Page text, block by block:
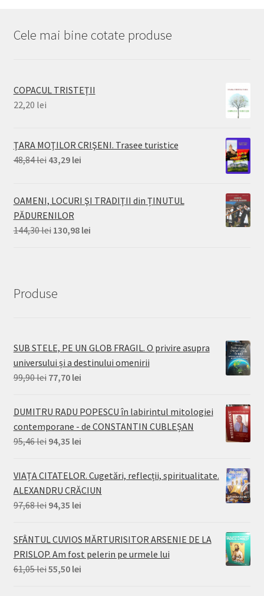
Cele mai bine cotate produse
COPACUL TRISTEŢII
22,20 lei
ŢARA MOŢILOR CRIŞENI. Trasee turistice
48,84lei Prețul
fost:
48,84 lei.
43,29 leiPrețul
43,29 lei.
OAMENI, LOCURI ŞI TRADIŢII din ȚINUTUL
PĂDURENILOR
144,30lei Prețul
130,98 leiPrețul
Produse
SUB STELE, PE UN GLOB FRAGIL. O privire asupra
universului și a destinului omenirii
99,90lei Prețul
a
99,90 lei.
77,70 leiPrețul
este:
77,70 lei.
DUMITRU RADU POPESCU în labirintul mitologiei
contemporane - de CONSTANTIN CUBLEȘAN
95,46lei Prețul
a
fost:
95,46 lei.
94,35 leiPrețul
este:
94,35 lei.
VIAȚA CITATELOR. Cugetări, reflecții, spiritualitate.
ALEXANDRU CRĂCIUN
97,68lei Prețul
a
fost:
97,68 lei.
94,35 leiPrețul
este:
94,35 lei.
SFÂNTUL CUVIOS MĂRTURISITOR ARSENIE DE LA
PRISLOP. Am fost pelerin pe urmele lui
61,05leiPrețul
55,50 leiPrețul